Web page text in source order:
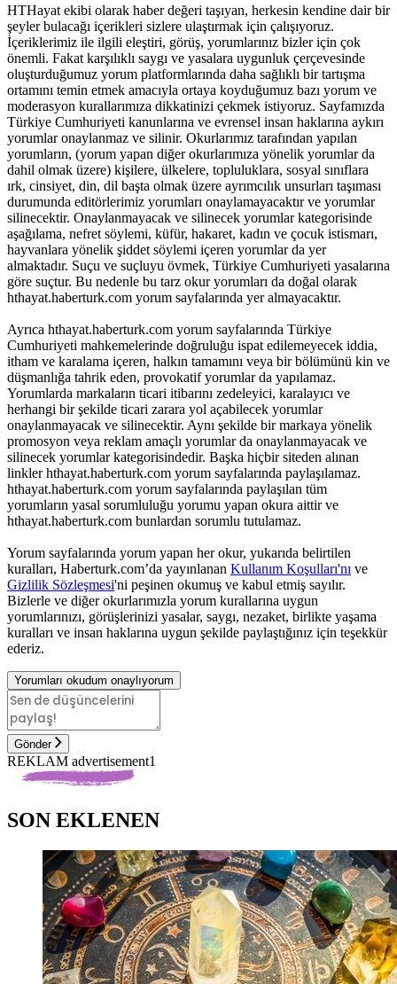
HTHayat ekibi olarak haber değeri taşıyan, herkesin kendine dair bir
şeyler bulacağı içerikleri sizlere ulaştırmak için çalışıyoruz.
İçeriklerimiz ile ilgili eleştiri, görüş, yorumlarınız bizler için çok
önemli. Fakat karşılıklı saygı ve yasalara uygunluk çerçevesinde
oluşturduğumuz yorum platformlarında daha sağlıklı bir tartışma
ortamını temin etmek amacıyla ortaya koyduğumuz bazı yorum ve
moderasyon kurallarımıza dikkatinizi çekmek istiyoruz. Sayfamızda
Türkiye Cumhuriyeti kanunlarına ve evrensel insan haklarına aykırı
yorumlar onaylanmaz ve silinir. Okurlarımız tarafından yapılan
yorumların, (yorum yapan diğer okurlarımıza yönelik yorumlar da
dahil olmak üzere) kişilere, ülkelere, topluluklara, sosyal sınıflara
ırk, cinsiyet, din, dil başta olmak üzere ayrımcılık unsurları taşıması
durumunda editörlerimiz yorumları onaylamayacaktır ve yorumlar
silinecektir. Onaylanmayacak ve silinecek yorumlar kategorisinde
aşağılama, nefret söylemi, küfür, hakaret, kadın ve çocuk istismarı,
hayvanlara yönelik şiddet söylemi içeren yorumlar da yer
almaktadır. Suçu ve suçluyu övmek, Türkiye Cumhuriyeti yasalarına
göre suçtur. Bu nedenle bu tarz okur yorumları da doğal olarak
hthayat.haberturk.com yorum sayfalarında yer almayacaktır.
Ayrıca hthayat.haberturk.com yorum sayfalarında Türkiye
Cumhuriyeti mahkemelerinde doğruluğu ispat edilemeyecek iddia,
itham ve karalama içeren, halkın tamamını veya bir bölümünü kin ve
düşmanlığa tahrik eden, provokatif yorumlar da yapılamaz.
Yorumlarda markaların ticari itibarını zedeleyici, karalayıcı ve
herhangi bir şekilde ticari zarara yol açabilecek yorumlar
onaylanmayacak ve silinecektir. Aynı şekilde bir markaya yönelik
promosyon veya reklam amaçlı yorumlar da onaylanmayacak ve
silinecek yorumlar kategorisindedir. Başka hiçbir siteden alınan
linkler hthayat.haberturk.com yorum sayfalarında paylaşılamaz.
hthayat.haberturk.com yorum sayfalarında paylaşılan tüm
yorumların yasal sorumluluğu yorumu yapan okura aittir ve
hthayat.haberturk.com bunlardan sorumlu tutulamaz.
Yorum sayfalarında yorum yapan her okur, yukarıda belirtilen
kuralları, Haberturk.com’da yayınlanan Kullanım Koşulları'nı ve
Gizlilik Sözleşmesi'ni peşinen okumuş ve kabul etmiş sayılır.
Bizlerle ve diğer okurlarımızla yorum kurallarına uygun
yorumlarınızı, görüşlerinizi yasalar, saygı, nezaket, birlikte yaşama
kuralları ve insan haklarına uygun şekilde paylaştığınız için teşekkür
ederiz.
Yorumları okudum onaylıyorum
Gönder
REKLAM advertisement1
SON EKLENEN